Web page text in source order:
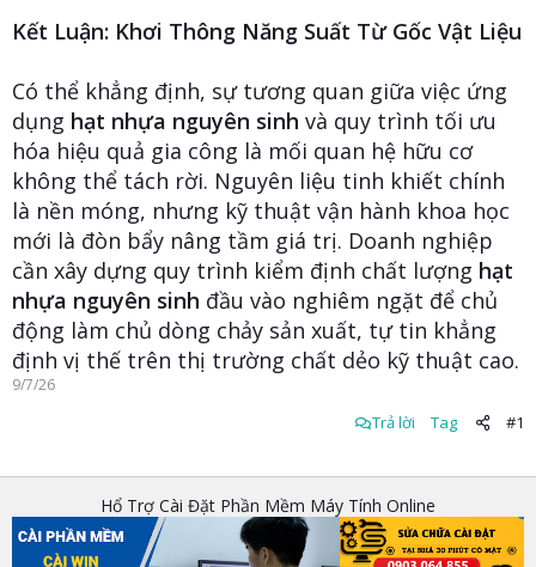
Kết Luận: Khơi Thông Năng Suất Từ Gốc Vật Liệu
Có thể khẳng định, sự tương quan giữa việc ứng
dụng hạt nhựa nguyên sinh và quy trình tối ưu
hóa hiệu quả gia công là mối quan hệ hữu cơ
không thể tách rời. Nguyên liệu tinh khiết chính
là nền móng, nhưng kỹ thuật vận hành khoa học
mới là đòn bẩy nâng tầm giá trị. Doanh nghiệp
cần xây dựng quy trình kiểm định chất lượng hạt
nhựa nguyên sinh đầu vào nghiêm ngặt để chủ
động làm chủ dòng chảy sản xuất, tự tin khẳng
định vị thế trên thị trường chất dẻo kỹ thuật cao.
9/7/26
Trả lời Tag #1
Hổ Trợ Cài Đặt Phần Mềm Máy Tính Online